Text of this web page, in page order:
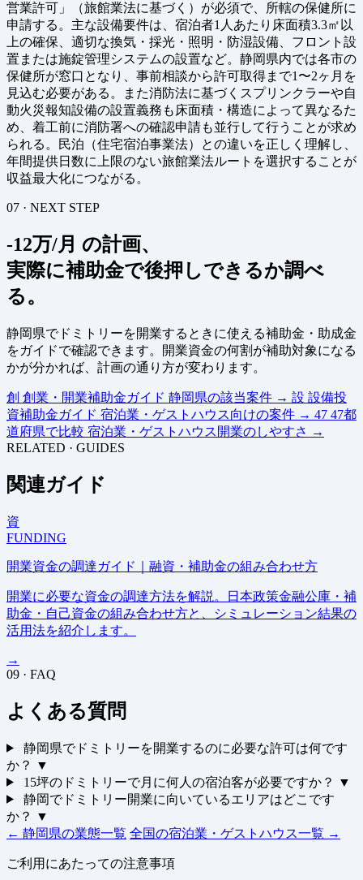
営業許可」（旅館業法に基づく）が必須で、所轄の保健所に
申請する。主な設備要件は、宿泊者1人あたり床面積3.3㎡以
上の確保、適切な換気・採光・照明・防湿設備、フロント設
置または施錠管理システムの設置など。静岡県内では各市の
保健所が窓口となり、事前相談から許可取得まで1〜2ヶ月を
見込む必要がある。また消防法に基づくスプリンクラーや自
動火災報知設備の設置義務も床面積・構造によって異なるた
め、着工前に消防署への確認申請も並行して行うことが求め
られる。民泊（住宅宿泊事業法）との違いを正しく理解し、
年間提供日数に上限のない旅館業法ルートを選択することが
収益最大化につながる。
07 · NEXT STEP
-12万/月 の計画、
実際に補助金で後押しできるか調べ
る。
静岡県でドミトリーを開業するときに使える補助金・助成金
をガイドで確認できます。開業資金の何割が補助対象になる
かが分かれば、計画の通り方が変わります。
創 創業・開業補助金ガイド 静岡県の該当案件 → 設 設備投
資補助金ガイド 宿泊業・ゲストハウス向けの案件 → 47 47都
道府県で比較 宿泊業・ゲストハウス開業のしやすさ →
RELATED · GUIDES
関連ガイド
資
FUNDING
開業資金の調達ガイド｜融資・補助金の組み合わせ方
開業に必要な資金の調達方法を解説。日本政策金融公庫・補
助金・自己資金の組み合わせ方と、シミュレーション結果の
活用法を紹介します。
→
09 · FAQ
よくある質問
静岡県でドミトリーを開業するのに必要な許可は何です
か？
▼
15坪のドミトリーで月に何人の宿泊客が必要ですか？
▼
静岡でドミトリー開業に向いているエリアはどこです
か？
▼
← 静岡県の業態一覧 全国の宿泊業・ゲストハウス一覧 →
ご利用にあたっての注意事項